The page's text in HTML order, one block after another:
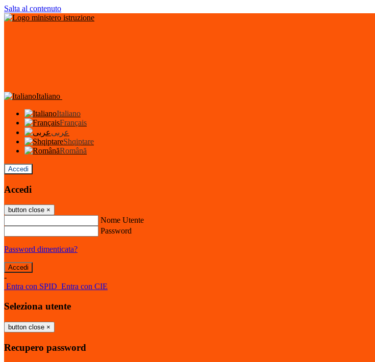
Salta al contenuto
Italiano
Italiano
Français
عربى
Shqiptare
Română
Accedi
Accedi
button close ×
Nome Utente
Password
Password dimenticata?
-
Entra con SPID Entra con CIE
Seleziona utente
button close ×
Recupero password